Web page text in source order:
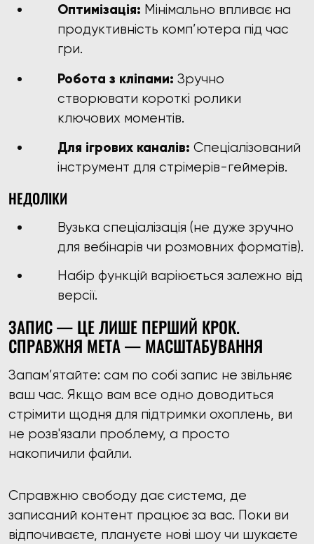
Оптимізація: Мінімально впливає на
продуктивність комп’ютера під час
гри.
Робота з кліпами: Зручно
створювати короткі ролики
ключових моментів.
Для ігрових каналів: Спеціалізований
інструмент для стрімерів-геймерів.
НЕДОЛІКИ
Вузька спеціалізація (не дуже зручно
для вебінарів чи розмовних форматів).
Набір функцій варіюється залежно від
версії.
ЗАПИС — ЦЕ ЛИШЕ ПЕРШИЙ КРОК.
СПРАВЖНЯ МЕТА — МАСШТАБУВАННЯ
Запам’ятайте: сам по собі запис не звільняє
ваш час. Якщо вам все одно доводиться
стрімити щодня для підтримки охоплень, ви
не розв'язали проблему, а просто
накопичили файли.
Справжню свободу дає система, де
записаний контент працює за вас. Поки ви
відпочиваєте, плануєте нові шоу чи шукаєте